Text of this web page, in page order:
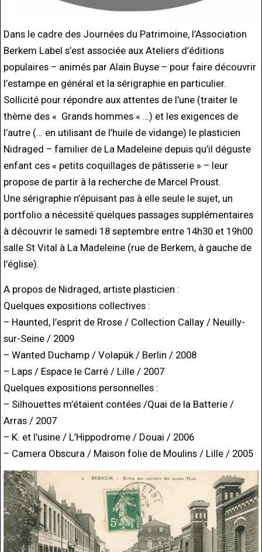
Dans le cadre des Journées du Patrimoine, l’Association
Berkem Label s’est associée aux Ateliers d’éditions
populaires – animés par Alain Buyse – pour faire découvrir
l’estampe en général et la sérigraphie en particulier.
Sollicité pour répondre aux attentes de l’une (traiter le
thème des « Grands hommes « …) et les exigences de
l’autre (… en utilisant de l’huile de vidange) le plasticien
Nidraged – familier de La Madeleine depuis qu’il déguste
enfant ces « petits coquillages de pâtisserie » – leur
propose de partir à la recherche de Marcel Proust.
Une sérigraphie n’épuisant pas à elle seule le sujet, un
portfolio a nécessité quelques passages supplémentaires
à découvrir le samedi 18 septembre entre 14h30 et 19h00
salle St Vital à La Madeleine (rue de Berkem, à gauche de
l’église).
A propos de Nidraged, artiste plasticien :
Quelques expositions collectives :
– Haunted, l’esprit de Rrose / Collection Callay / Neuilly-
sur-Seine / 2009
– Wanted Duchamp / Volapük / Berlin / 2008
– Laps / Espace le Carré / Lille / 2007
Quelques expositions personnelles :
– Silhouettes m’étaient contées /Quai de la Batterie /
Arras / 2007
– K. et l’usine / L’Hippodrome / Douai / 2006
– Camera Obscura / Maison folie de Moulins / Lille / 2005